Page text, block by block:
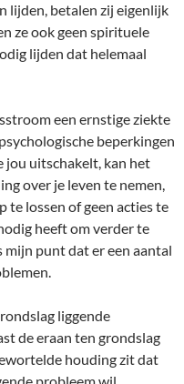
lijden, betalen zij eigenlijk
ze ook geen spirituele
lijden dat helemaal
een ernstige ziekte
beperkingen
jou uitschakelt, kan het
over je leven te nemen,
te lossen of geen acties te
heeft om verder te
mijn punt dat er een aantal
liggende
de eraan ten grondslag
houding zit dat